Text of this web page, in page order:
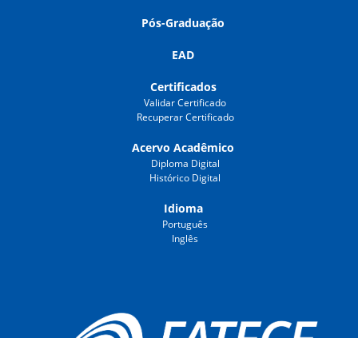
Pós-Graduação
EAD
Certificados
Validar Certificado
Recuperar Certificado
Acervo Acadêmico
Diploma Digital
Histórico Digital
Idioma
Português
Inglês